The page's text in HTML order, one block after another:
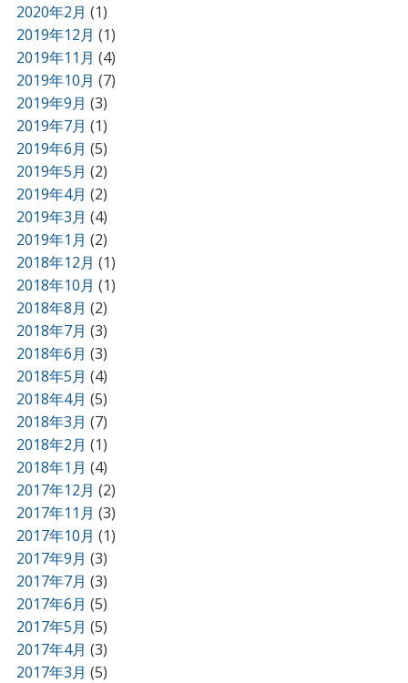
2020年2月 (1)
2019年12月 (1)
2019年11月 (4)
2019年10月 (7)
2019年9月 (3)
2019年7月 (1)
2019年6月 (5)
2019年5月 (2)
2019年4月 (2)
2019年3月 (4)
2019年1月 (2)
2018年12月 (1)
2018年10月 (1)
2018年8月 (2)
2018年7月 (3)
2018年6月 (3)
2018年5月 (4)
2018年4月 (5)
2018年3月 (7)
2018年2月 (1)
2018年1月 (4)
2017年12月 (2)
2017年11月 (3)
2017年10月 (1)
2017年9月 (3)
2017年7月 (3)
2017年6月 (5)
2017年5月 (5)
2017年4月 (3)
2017年3月 (5)